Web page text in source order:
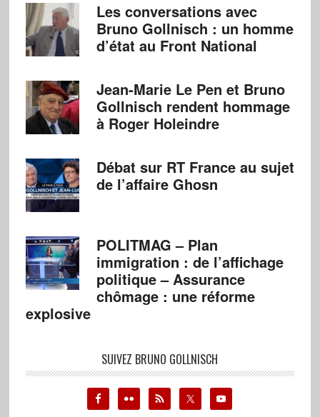
Les conversations avec
Bruno Gollnisch : un homme
d’état au Front National
Jean-Marie Le Pen et Bruno
Gollnisch rendent hommage
à Roger Holeindre
Débat sur RT France au sujet
de l’affaire Ghosn
POLITMAG – Plan
immigration : de l’affichage
politique – Assurance
chômage : une réforme
explosive
SUIVEZ BRUNO GOLLNISCH